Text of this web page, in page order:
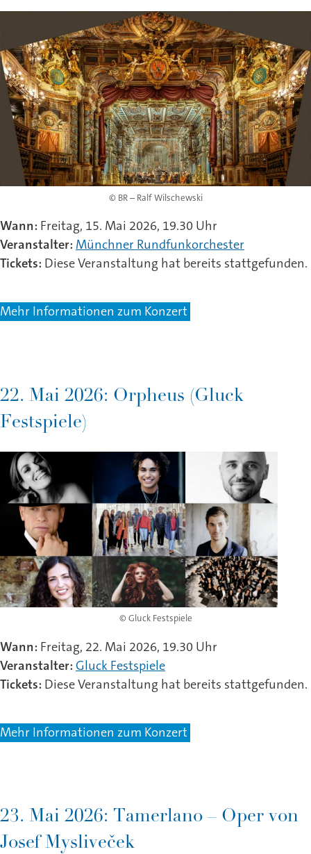
© BR – Ralf Wilschewski
Wann: Freitag, 15. Mai 2026, 19.30 Uhr
Veranstalter: Münchner Rundfunkorchester
Tickets: Diese Veranstaltung hat bereits stattgefunden.
Mehr Informationen zum Konzert
22. Mai 2026: Orpheus (Gluck
Festspiele)
© Gluck Festspiele
Wann: Freitag, 22. Mai 2026, 19.30 Uhr
Veranstalter: Gluck Festspiele
Tickets: Diese Veranstaltung hat bereits stattgefunden.
Mehr Informationen zum Konzert
23. Mai 2026: Tamerlano – Oper von
Josef Mysliveček